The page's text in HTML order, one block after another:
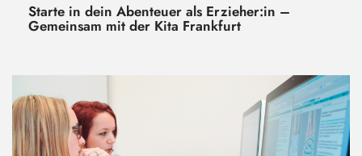
Starte in dein Abenteuer als Erzieher:in –
Gemeinsam mit der Kita Frankfurt